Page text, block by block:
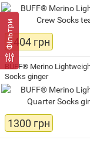
Фільтри
1404 грн
BUFF® Merino
Socks ginger
1300 грн